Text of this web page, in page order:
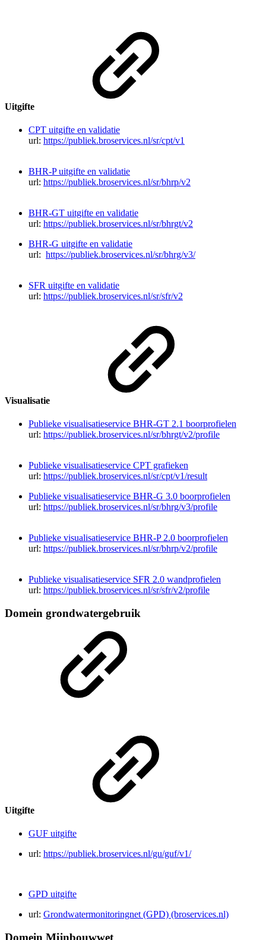
Uitgifte
CPT uitgifte en validatie
url: https://publiek.broservices.nl/sr/cpt/v1
BHR-P uitgifte en validatie
url: https://publiek.broservices.nl/sr/bhrp/v2
BHR-GT uitgifte en validatie
url: https://publiek.broservices.nl/sr/bhrgt/v2
BHR-G uitgifte en validatie
url: https://publiek.broservices.nl/sr/bhrg/v3/
SFR uitgifte en validatie
url: https://publiek.broservices.nl/sr/sfr/v2
Visualisatie
Publieke visualisatieservice BHR-GT 2.1 boorprofielen
url: https://publiek.broservices.nl/sr/bhrgt/v2/profile
Publieke visualisatieservice CPT grafieken
url: https://publiek.broservices.nl/sr/cpt/v1/result
Publieke visualisatieservice BHR-G 3.0 boorprofielen
url: https://publiek.broservices.nl/sr/bhrg/v3/profile
Publieke visualisatieservice BHR-P 2.0 boorprofielen
url: https://publiek.broservices.nl/sr/bhrp/v2/profile
Publieke visualisatieservice SFR 2.0 wandprofielen
url: https://publiek.broservices.nl/sr/sfr/v2/profile
Domein grondwatergebruik
Uitgifte
GUF uitgifte
url: https://publiek.broservices.nl/gu/guf/v1/
GPD uitgifte
url: Grondwatermonitoringnet (GPD) (broservices.nl)
Domein Mijnbouwwet